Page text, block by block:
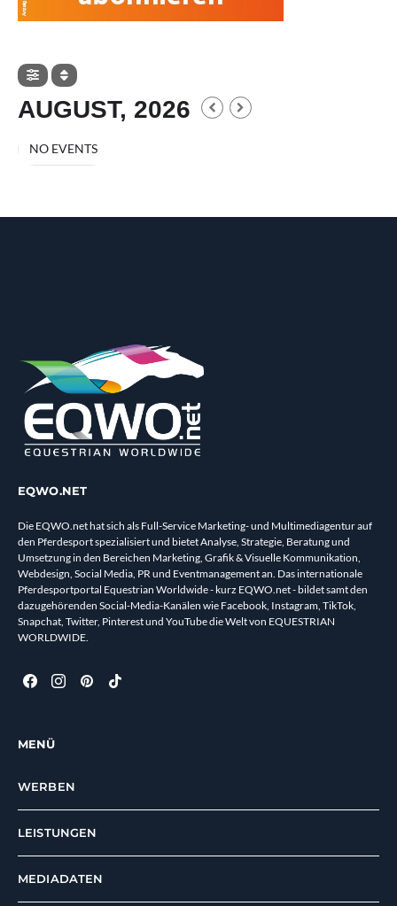
AUGUST, 2026
NO EVENTS
EQWO.NET
Die EQWO.net hat sich als Full-Service Marketing- und Multimediagentur auf
den Pferdesport spezialisiert und bietet Analyse, Strategie, Beratung und
Umsetzung in den Bereichen Marketing, Grafik & Visuelle Kommunikation,
Webdesign, Social Media, PR und Eventmanagement an. Das internationale
Pferdesportportal Equestrian Worldwide - kurz EQWO.net - bildet samt den
dazugehörenden Social-Media-Kanälen wie Facebook, Instagram, TikTok,
Snapchat, Twitter, Pinterest und YouTube die Welt von EQUESTRIAN
WORLDWIDE.
MENÜ
WERBEN
LEISTUNGEN
MEDIADATEN